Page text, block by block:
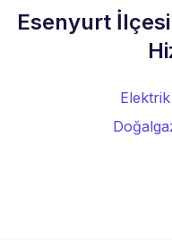
Esenyurt